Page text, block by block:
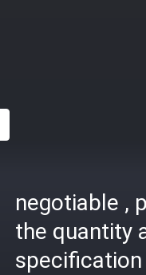
negotiable ,
the quantity